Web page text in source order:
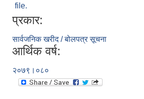
file.
प्रकार:
सार्वजनिक खरीद / बोलपत्र सूचना
आर्थिक वर्ष:
२०७९।०८०